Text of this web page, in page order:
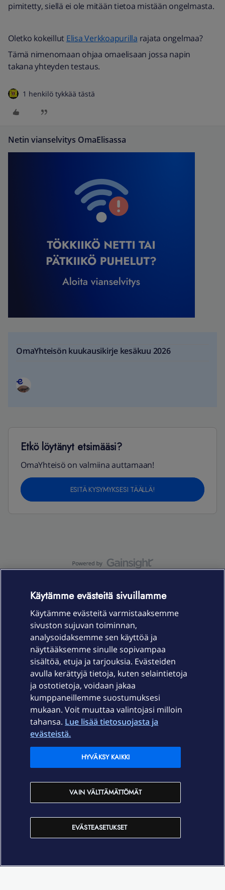
pimitetty, siellä ei ole mitään tietoa mistään ongelmasta.
Oletko kokeillut Elisa Verkkoapurilla rajata ongelmaa?
Tämä nimenomaan ohjaa omaelisaan jossa napin
takana yhteyden testaus.
1 henkilö tykkää tästä
Netin vianselvitys OmaElisassa
OmaYhteisön kuukausikirje kesäkuu 2026
Etkö löytänyt etsimääsi?
OmaYhteisö on valmiina auttamaan!
ESITÄ KYSYMYKSESI TÄÄLLÄ!
Laitteet & liittymät
Palvelut
Ajankohtaista
Elisa Oyj
In English
Käytämme evästeitä sivuillamme
Käytämme evästeitä varmistaaksemme
sivuston sujuvan toiminnan,
analysoidaksemme sen käyttöä ja
näyttääksemme sinulle sopivampaa
sisältöä, etuja ja tarjouksia. Evästeiden
avulla kerättyjä tietoja, kuten selaintietoja
ja ostotietoja, voidaan jakaa
kumppaneillemme suostumuksesi
mukaan. Voit muuttaa valintojasi milloin
tahansa. Lue lisää tietosuojasta ja
evästeistä.
EVÄSTEASETUKSET
VAIN VÄLTTÄMÄTTÖMÄT
HYVÄKSY KAIKKI